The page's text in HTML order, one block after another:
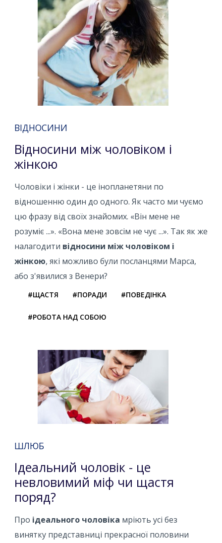
ВІДНОСИНИ
Відносини між чоловіком і
жінкою
Чоловіки і жінки - це інопланетяни по
відношенню один до одного. Як часто ми чуємо
цю фразу від своїх знайомих. «Він мене не
розуміє ...». «Вона мене зовсім не чує ...». Так як же
налагодити відносини між чоловіком і
жінкою, які можливо були посланцями Марса,
або з'явилися з Венери?
#ЩАСТЯ #ПОРАДИ #ПОВЕДІНКА
#РОБОТА НАД СОБОЮ
ШЛЮБ
Ідеальний чоловік - це
невловимий міф чи щастя
поряд?
Про ідеального чоловіка мріють усі без
винятку представниці прекрасної половини